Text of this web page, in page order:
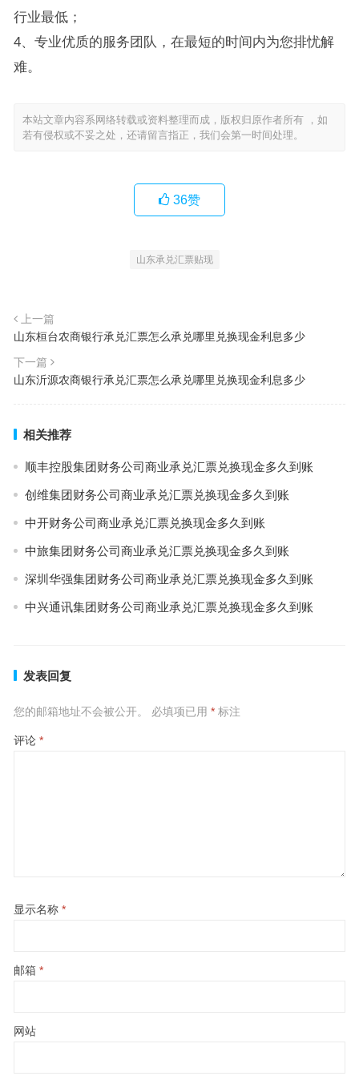
行业最低；
4、专业优质的服务团队，在最短的时间内为您排忧解
难。
本站文章内容系网络转载或资料整理而成，版权归原作者所有 ，如
若有侵权或不妥之处，还请留言指正，我们会第一时间处理。
36赞
山东承兑汇票贴现
上一篇
山东桓台农商银行承兑汇票怎么承兑哪里兑换现金利息多少
下一篇
山东沂源农商银行承兑汇票怎么承兑哪里兑换现金利息多少
相关推荐
顺丰控股集团财务公司商业承兑汇票兑换现金多久到账
创维集团财务公司商业承兑汇票兑换现金多久到账
中开财务公司商业承兑汇票兑换现金多久到账
中旅集团财务公司商业承兑汇票兑换现金多久到账
深圳华强集团财务公司商业承兑汇票兑换现金多久到账
中兴通讯集团财务公司商业承兑汇票兑换现金多久到账
发表回复
您的邮箱地址不会被公开。 必填项已用 *标注
评论 *
显示名称 *
邮箱 *
网站